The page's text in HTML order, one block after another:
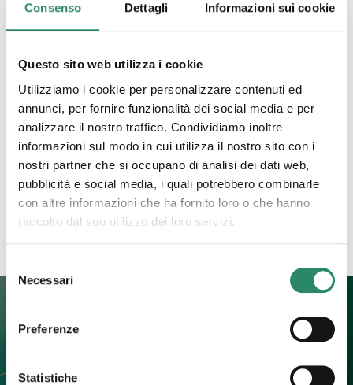
Consenso Dettagli Informazioni sui cookie
Questo sito web utilizza i cookie
Utilizziamo i cookie per personalizzare contenuti ed
annunci, per fornire funzionalità dei social media e per
analizzare il nostro traffico. Condividiamo inoltre
informazioni sul modo in cui utilizza il nostro sito con i
nostri partner che si occupano di analisi dei dati web,
pubblicità e social media, i quali potrebbero combinarle
con altre informazioni che ha fornito loro o che hanno
raccolto dal suo utilizzo dei loro servizi.
delNecessari
Preferenze
Statistiche
Rabbia
Ti immagino fiera, bella, consapevole e audace.
mostrare, in un gioco di vedo e non vedo,[…]
Leggi tutto